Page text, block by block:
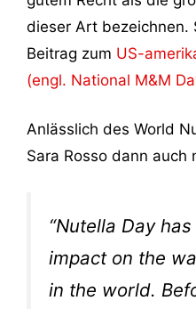
dieser Art bezeichnen.
Beitrag zum US-
(engl. National M&M
Anlässlich des World
Sara Rosso dann auch
“Nutella Day
impact on the
in the world.